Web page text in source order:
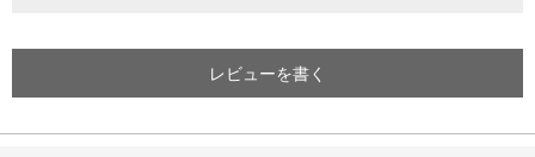
レビューを書く